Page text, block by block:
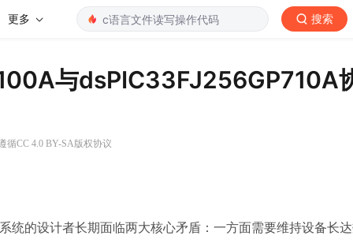
更多 搜索
与dsPIC33FJ256GP710A
循CC 4.0 BY-SA版权协议
统的设计者长期面临两大核心矛盾：一方面需要维持设备长